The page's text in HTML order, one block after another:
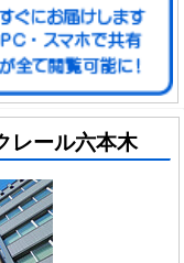
レール六本木